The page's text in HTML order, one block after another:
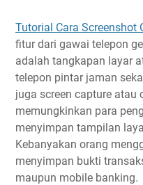
Tutorial Cara Screenshot
fitur dari gawai telepon
adalah tangkapan layar
telepon pintar jaman
juga screen capture atau
memungkinkan para
menyimpan tampilan
Kebanyakan orang
menyimpan bukti
maupun mobile banking.